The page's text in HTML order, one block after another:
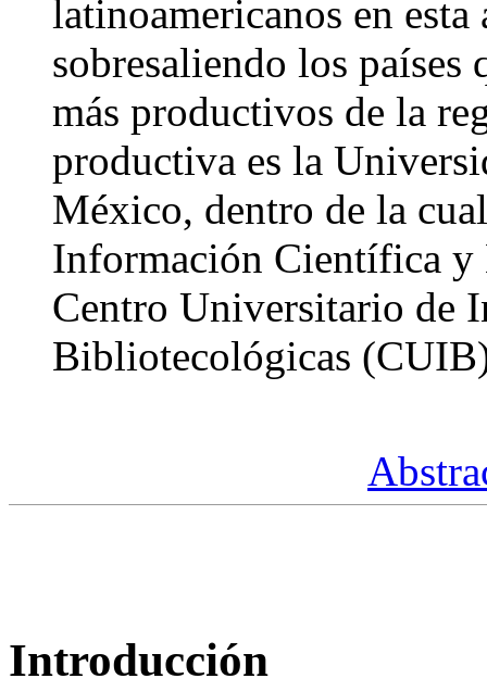
latinoamericanos en esta
sobresaliendo los países
más productivos de la
productiva es la
México, dentro de la
Información Científica
Centro Universitario de
Bibliotecológicas
Introducción